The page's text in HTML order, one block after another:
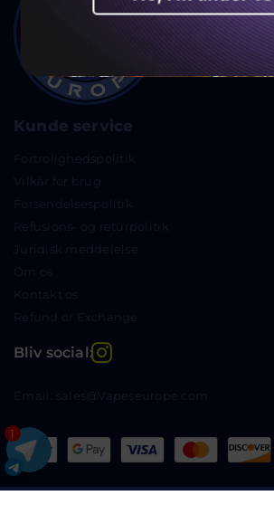
Kunde service
Fortrolighedspolitik
Vilkår for brug
Forsendelsespolitik
Refusions- og returpolitik
Juridisk meddelelse
Kontakt os
Refund or Exchange
Bliv social: Instagram
Email: sales@Vapeseurope.com
1